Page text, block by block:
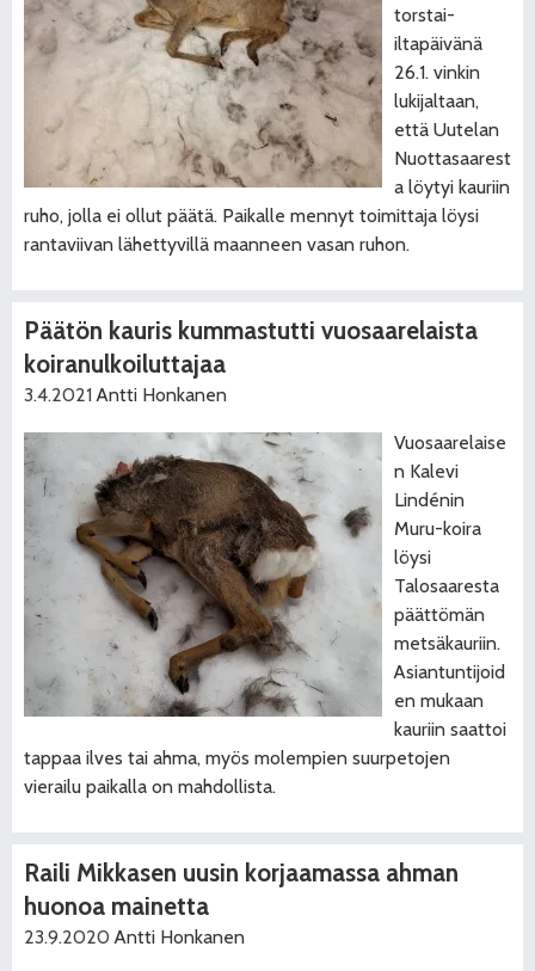
torstai-
iltapäivänä
26.1. vinkin
lukijaltaan,
että Uutelan
Nuottasaarest
a löytyi kauriin
ruho, jolla ei ollut päätä. Paikalle mennyt toimittaja löysi
rantaviivan lähettyvillä maanneen vasan ruhon.
Päätön kauris kummastutti vuosaarelaista
koiranulkoiluttajaa
3.4.2021 Antti Honkanen
Vuosaarelaise
n Kalevi
Lindénin
Muru-koira
löysi
Talosaaresta
päättömän
metsäkauriin.
Asiantuntijoid
en mukaan
kauriin saattoi
tappaa ilves tai ahma, myös molempien suurpetojen
vierailu paikalla on mahdollista.
Raili Mikkasen uusin korjaamassa ahman
huonoa mainetta
23.9.2020 Antti Honkanen